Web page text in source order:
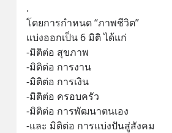
.
โดยการกำหนด “ภาพชีวิต”
แบ่งออกเป็น 6 มิติ ได้แก่
-มิติต่อ สุขภาพ
-มิติต่อ การงาน
-มิติต่อ การเงิน
-มิติต่อ ครอบครัว
-มิติต่อ การพัฒนาตนเอง
-และ มิติต่อ การแบ่งปันสู่สังคม